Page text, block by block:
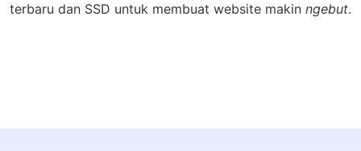
terbaru dan SSD untuk membuat website makin ngebut.